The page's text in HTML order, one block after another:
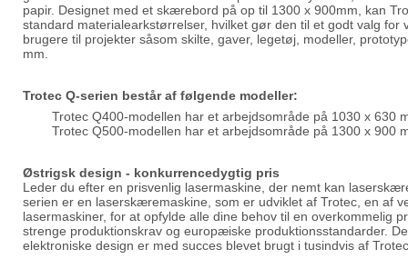
papir. Designet med et skærebord på op til 1300 x 900mm, kan
standard materialearkstørrelser, hvilket gør den til et godt valg for
brugere til projekter såsom skilte, gaver, legetøj, modeller,
mm.
Trotec Q-serien består af følgende modeller:
Trotec Q400-modellen har et arbejdsområde på 1030 x 630
Trotec Q500-modellen har et arbejdsområde på 1300 x 900
Østrigsk design - konkurrencedygtig pris
Leder du efter en prisvenlig lasermaskine, der nemt kan
serien er en laserskæremaskine, som er udviklet af Trotec, en af
lasermaskiner, for at opfylde alle dine behov til en overkommelig
strenge produktionskrav og europæiske produktionsstandarder.
elektroniske design er med succes blevet brugt i tusindvis af